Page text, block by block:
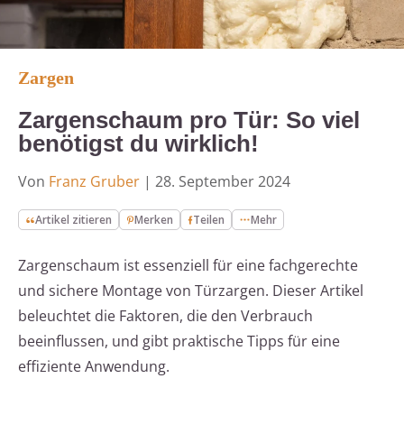
Zargen
Zargenschaum pro Tür: So viel
benötigst du wirklich!
Von Franz Gruber | 28. September 2024
Artikel zitieren Merken Teilen Mehr
Zargenschaum ist essenziell für eine fachgerechte
und sichere Montage von Türzargen. Dieser Artikel
beleuchtet die Faktoren, die den Verbrauch
beeinflussen, und gibt praktische Tipps für eine
effiziente Anwendung.